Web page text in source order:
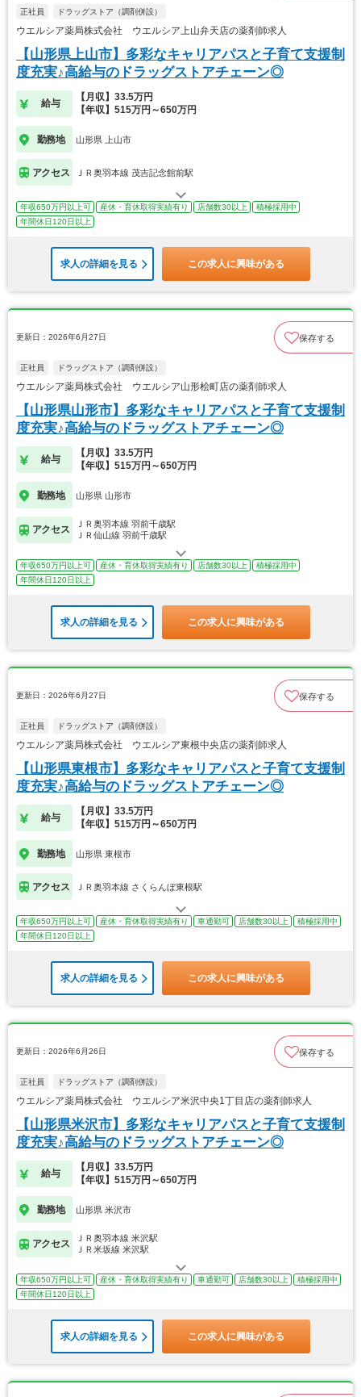
正社員 ドラッグストア（調剤併設）
ウエルシア薬局株式会社 ウエルシア上山弁天店の薬剤師求人
【山形県上山市】多彩なキャリアパスと子育て支援制
度充実♪高給与のドラッグストアチェーン◎
給与
【月収】33.5万円
【年収】515万円～650万円
勤務地 山形県 上山市
アクセス ＪＲ奥羽本線 茂吉記念館前駅
年収650万円以上可 産休・育休取得実績有り 店舗数30以上
積極採用中
年間休日120日以上
求人の詳細を見る この求人に興味がある
更新日：2026年6月27日 保存する
正社員 ドラッグストア（調剤併設）
ウエルシア薬局株式会社 ウエルシア山形桧町店の薬剤師求人
【山形県山形市】多彩なキャリアパスと子育て支援制
度充実♪高給与のドラッグストアチェーン◎
給与
【月収】33.5万円
【年収】515万円～650万円
勤務地 山形県 山形市
アクセス
ＪＲ奥羽本線 羽前千歳駅
ＪＲ仙山線 羽前千歳駅
年収650万円以上可 産休・育休取得実績有り 店舗数30以上
積極採用中
年間休日120日以上
求人の詳細を見る この求人に興味がある
更新日：2026年6月27日 保存する
正社員 ドラッグストア（調剤併設）
ウエルシア薬局株式会社 ウエルシア東根中央店の薬剤師求人
【山形県東根市】多彩なキャリアパスと子育て支援制
度充実♪高給与のドラッグストアチェーン◎
給与
【月収】33.5万円
【年収】515万円～650万円
勤務地 山形県 東根市
アクセス ＪＲ奥羽本線 さくらんぼ東根駅
年収650万円以上可 産休・育休取得実績有り 車通勤可 店舗数30以上
積極採用中
年間休日120日以上
求人の詳細を見る この求人に興味がある
更新日：2026年6月26日 保存する
正社員 ドラッグストア（調剤併設）
ウエルシア薬局株式会社 ウエルシア米沢中央1丁目店の薬剤師求人
【山形県米沢市】多彩なキャリアパスと子育て支援制
度充実♪高給与のドラッグストアチェーン◎
給与
【月収】33.5万円
【年収】515万円～650万円
勤務地 山形県 米沢市
アクセス
ＪＲ奥羽本線 米沢駅
ＪＲ米坂線 米沢駅
年収650万円以上可 産休・育休取得実績有り 車通勤可 店舗数30以上
積極採用中
年間休日120日以上
求人の詳細を見る この求人に興味がある